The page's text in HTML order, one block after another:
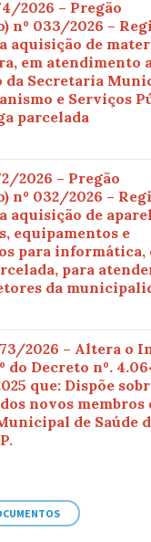
2026 – Pregão
nº 033/2026 –
aquisição de
em atendimento
da Secretaria
e Serviços
parcelada
2026 – Pregão
nº 032/2026 –
aquisição de
equipamentos e
para informática,
para
da
2026 – Altera o
do Decreto nº.
que: Dispõe
novos membros
de Saúde